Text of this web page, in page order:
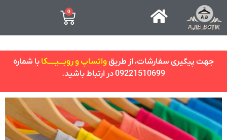
0
جهت پیگیری سفارشات، از طریقواتساپ و روبـــیـــــکا با شماره
09221510699 در ارتباط باشید.